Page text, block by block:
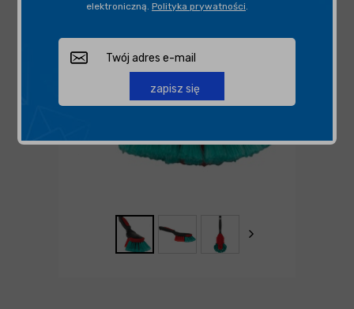
elektroniczną. Polityka prywatności.
zapisz się